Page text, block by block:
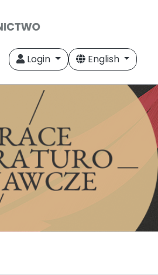
Login English